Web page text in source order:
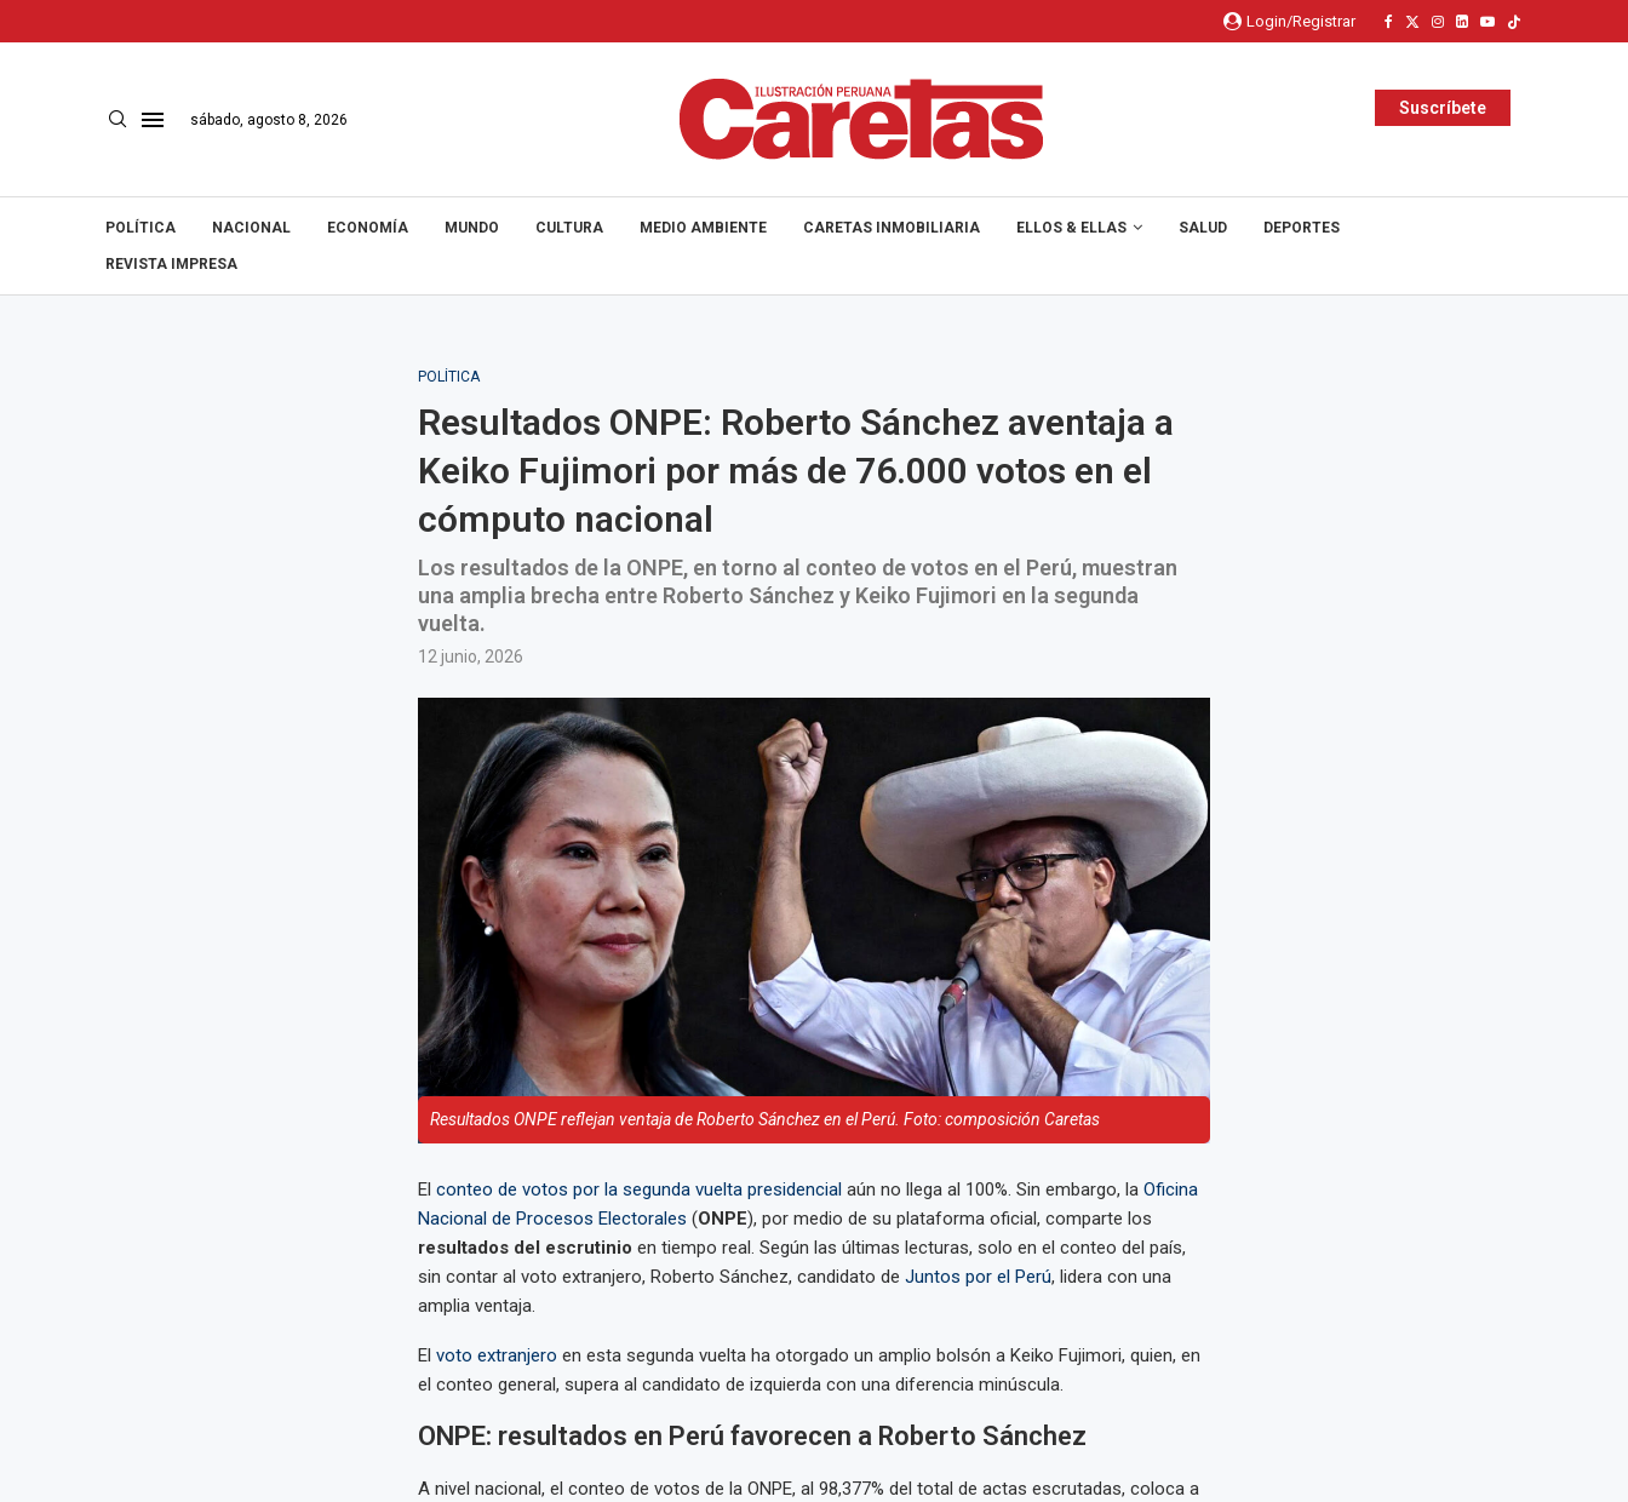
Login/Registrar
sábado, agosto 8, 2026
Suscríbete
POLÍTICA NACIONAL ECONOMÍA MUNDO CULTURA MEDIO AMBIENTE CARETAS INMOBILIARIA ELLOS & ELLAS SALUD DEPORTES
REVISTA IMPRESA
POLÍTICA
Resultados ONPE: Roberto Sánchez aventaja a
Keiko Fujimori por más de 76.000 votos en el
cómputo nacional
Los resultados de la ONPE, en torno al conteo de votos en el Perú, muestran
una amplia brecha entre Roberto Sánchez y Keiko Fujimori en la segunda
vuelta.
12 junio, 2026
Resultados ONPE reflejan ventaja de Roberto Sánchez en el Perú. Foto: composición Caretas
El conteo de votos por la segunda vuelta presidencialaún no llega al 100%. Sin embargo, la Oficina
Nacional de Procesos Electorales (ONPE), por medio de su plataforma oficial, comparte los
resultados del escrutinio en tiempo real. Según las últimas lecturas, solo en el conteo del país,
sin contar al voto extranjero, Roberto Sánchez, candidato de Juntos por el Perú, lidera con una
amplia ventaja.
El voto extranjero en esta segunda vuelta ha otorgado un amplio bolsón a Keiko Fujimori, quien, en
el conteo general, supera al candidato de izquierda con una diferencia minúscula.
ONPE: resultados en Perú favorecen a Roberto Sánchez
A nivel nacional, el conteo de votos de la ONPE, al 98,377% del total de actas escrutadas, coloca a